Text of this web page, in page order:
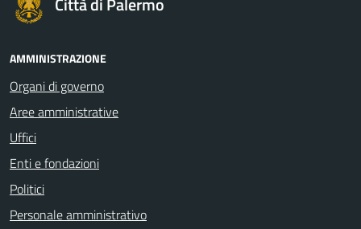
AMMINISTRAZIONE
Organi di governo
Aree amministrative
Uffici
Enti e fondazioni
Politici
Personale amministrativo